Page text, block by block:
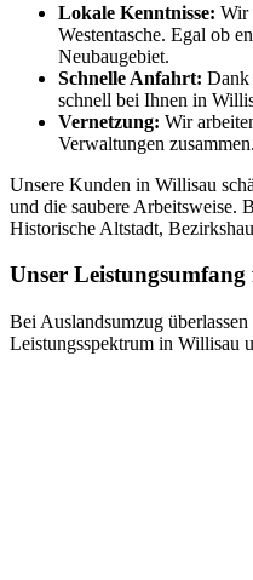
Lokale Kenntnisse: Wir
Westentasche. Egal ob
Neubaugebiet.
Schnelle Anfahrt: Dank
schnell bei Ihnen in
Vernetzung: Wir
Verwaltungen zusammen.
Unsere Kunden in Willisau
und die saubere Arbeitsweise.
Historische Altstadt,
Unser
Bei Auslandsumzug
Leistungsspektrum in Willisau